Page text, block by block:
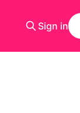
Sign in